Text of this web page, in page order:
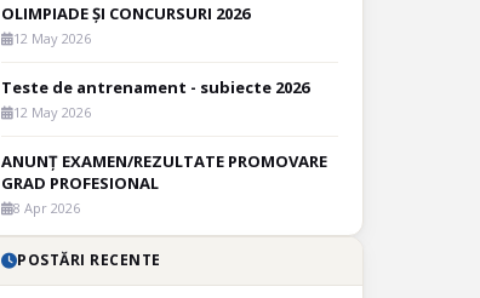
OLIMPIADE ȘI CONCURSURI 2026
12 May 2026
Teste de antrenament - subiecte 2026
12 May 2026
ANUNȚ EXAMEN/REZULTATE PROMOVARE
GRAD PROFESIONAL
8 Apr 2026
POSTĂRI RECENTE